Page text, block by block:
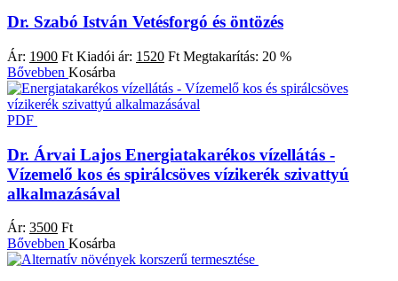
Dr. Szabó István Vetésforgó és öntözés
Ár: 1900 Ft Kiadói ár: 1520 Ft Megtakarítás: 20 %
Bővebben Kosárba
PDF
Dr. Árvai Lajos Energiatakarékos vízellátás -
Vízemelő kos és spirálcsöves vízikerék szivattyú
alkalmazásával
Ár: 3500 Ft
Bővebben Kosárba